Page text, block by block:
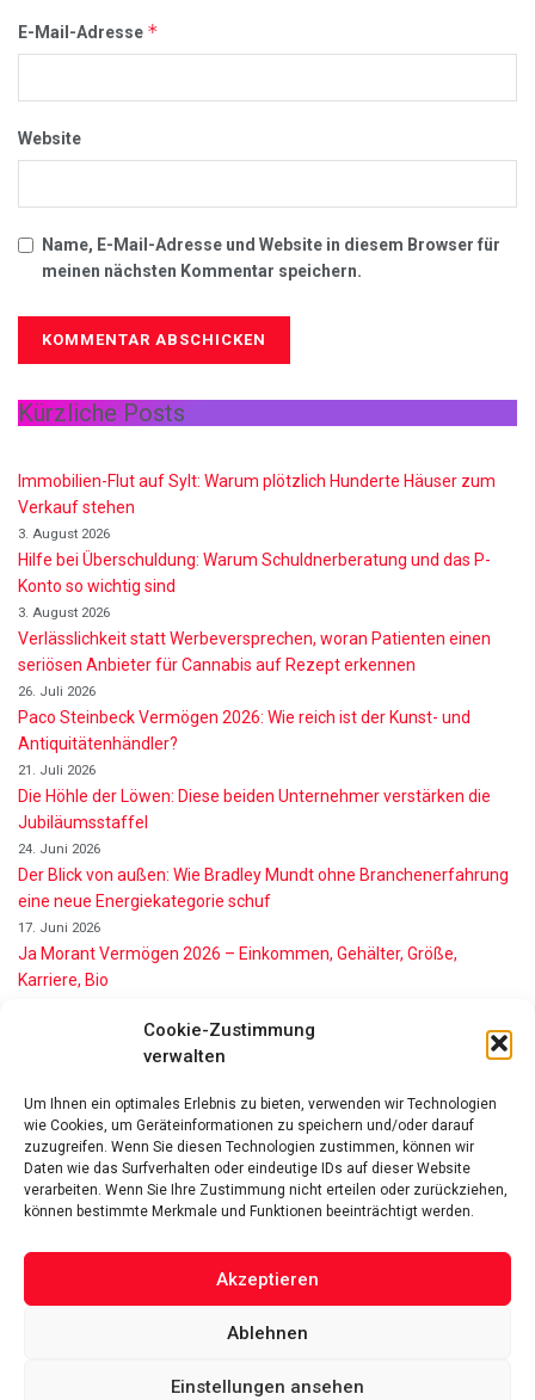
Cookie-Zustimmung
verwalten
Um Ihnen ein optimales Erlebnis zu bieten, verwenden wir Technologien
wie Cookies, um Geräteinformationen zu speichern und/oder darauf
zuzugreifen. Wenn Sie diesen Technologien zustimmen, können wir
Daten wie das Surfverhalten oder eindeutige IDs auf dieser Website
verarbeiten. Wenn Sie Ihre Zustimmung nicht erteilen oder zurückziehen,
können bestimmte Merkmale und Funktionen beeinträchtigt werden.
Akzeptieren
Ablehnen
Einstellungen ansehen
E-Mail-Adresse *
Website
Name, E-Mail-Adresse und Website in diesem Browser für
meinen nächsten Kommentar speichern.
Kürzliche Posts
Immobilien-Flut auf Sylt: Warum plötzlich Hunderte Häuser zum
Verkauf stehen
3. August 2026
Hilfe bei Überschuldung: Warum Schuldnerberatung und das P-
Konto so wichtig sind
3. August 2026
Verlässlichkeit statt Werbeversprechen, woran Patienten einen
seriösen Anbieter für Cannabis auf Rezept erkennen
26. Juli 2026
Paco Steinbeck Vermögen 2026: Wie reich ist der Kunst- und
Antiquitätenhändler?
21. Juli 2026
Die Höhle der Löwen: Diese beiden Unternehmer verstärken die
Jubiläumsstaffel
24. Juni 2026
Der Blick von außen: Wie Bradley Mundt ohne Branchenerfahrung
eine neue Energiekategorie schuf
17. Juni 2026
Ja Morant Vermögen 2026 – Einkommen, Gehälter, Größe,
Karriere, Bio
Alice Walton Vermögen 2026: So reich ist die Walmart-Erbin
wirklich
11. Juni 2026
Nino de Angelo Vermögen 2026 Wie Reich Ist Er?
9. Juni 2026
Das Vermögen von Promis von A bis Z
Twitter